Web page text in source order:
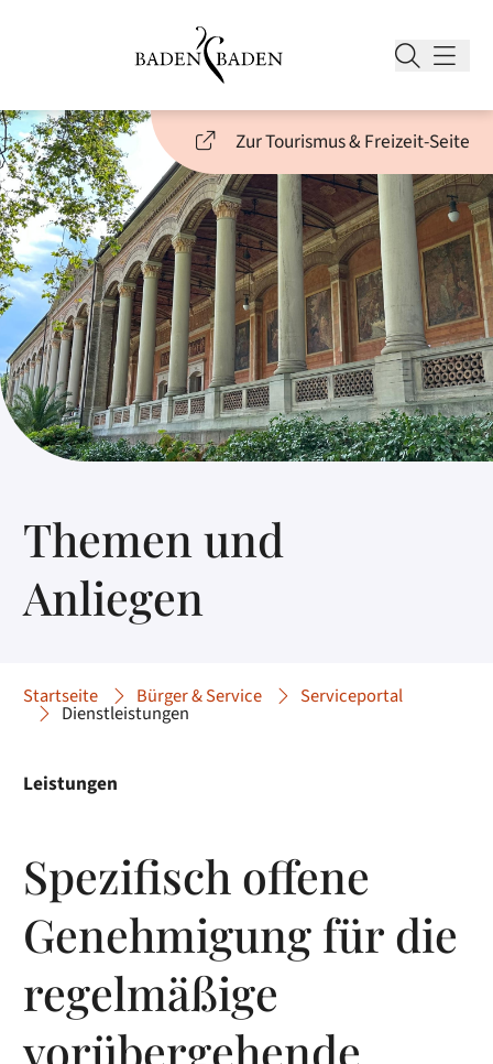
Zur Tourismus & Freizeit-Seite
Themen und
Anliegen
Startseite Bürger & Service Serviceportal
Dienstleistungen
Leistungen
Spezifisch offene
Genehmigung für die
regelmäßige
vorübergehende